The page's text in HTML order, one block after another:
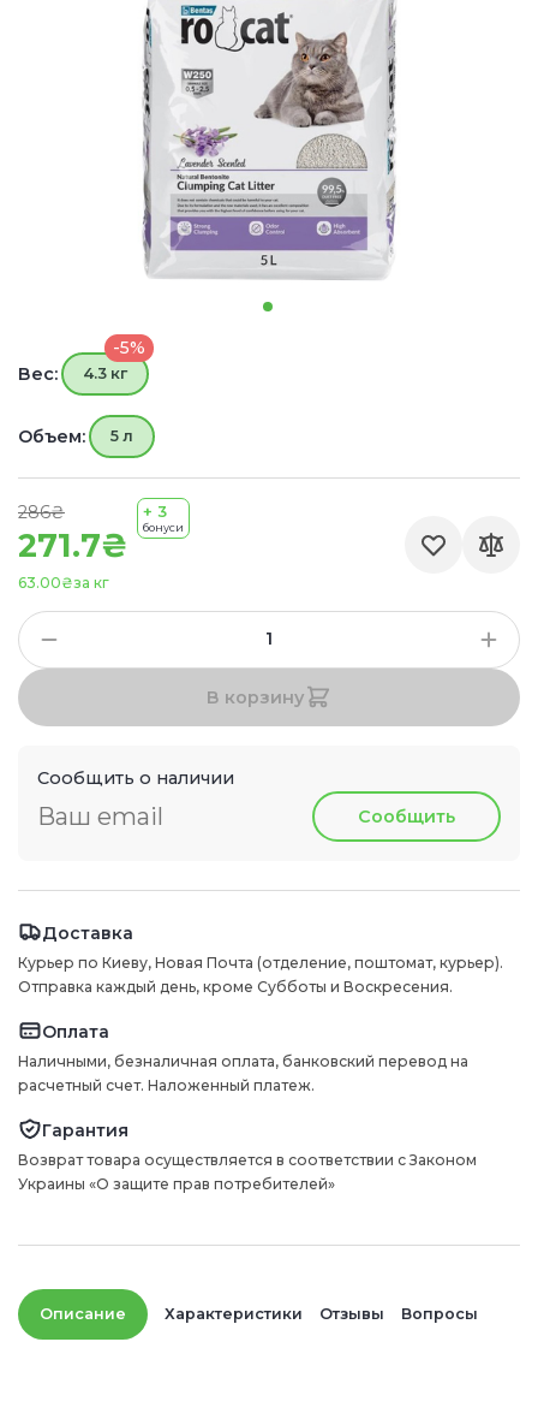
271.7₴
286₴
за кг
63.00₴
+ 3
бонуси
Вес:
-5%
4.3 кг
Объем: 5 л
В корзину
Сообщить о наличии
Сообщить
Доставка
Курьер по Киеву, Новая Почта (отделение, поштомат, курьер).
Отправка каждый день, кроме Субботы и Воскресения.
Оплата
Наличными, безналичная оплата, банковский перевод на
расчетный счет. Наложенный платеж.
Гарантия
Возврат товара осуществляется в соответствии с Законом
Украины «О защите прав потребителей»
Описание Характеристики Отзывы Вопросы